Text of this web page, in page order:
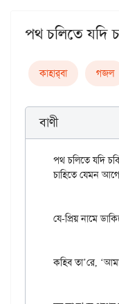
পথ চলিতে যদি
কাহার্‌বা গজল
বাণী
পথ চলিতে যদি
চাহিতে যেমন
		যদি গো সেদিন চোখে আসে জল,
		লুকাতে সে জল করিও না ছল,
যে-প্রিয় নামে
কহিব তা’রে,
		বিরহ-বিধুর মোরে হেরিয়া,
		ব্যথা যদি পাও যাব সরিয়া,